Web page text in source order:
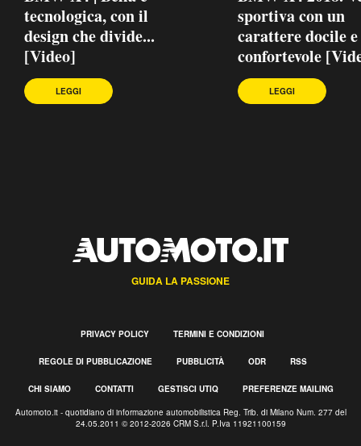
tecnologica, con il
design che divide...
[Video]
LEGGI
sportiva con un
carattere docile e
confortevole
LEGGI
GUIDA LA PASSIONE
PRIVACY POLICY TERMINI E CONDIZIONI
REGOLE DI PUBBLICAZIONE PUBBLICITÀ ODR RSS
CHI SIAMO CONTATTI GESTISCI UTIQ PREFERENZE MAILING
Automoto.it - quotidiano di informazione automobilistica Reg. Trib. di Milano Num. 277 del
24.05.2011 © 2012-2026 CRM S.r.l. P.Iva 11921100159